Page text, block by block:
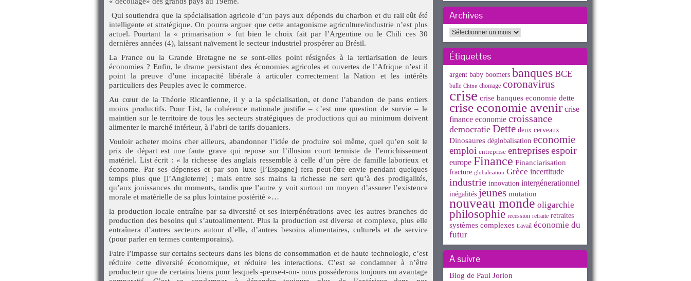
Qui soutiendra que la spécialisation agricole d’un pays aux dépends du charbon et du rail eût été
intelligente et stratégique. On pourra arguer que cette antagonisme agriculture/industrie n’est plus
actuel. Pourtant la « primarisation » fut bien le choix fait par l’Argentine ou le Chili ces 30
dernières années (4), laissant naïvement le secteur industriel prospérer au Brésil.
La France ou la Grande Bretagne ne se sont-elles point résignées à la tertiarisation de leurs
économies ? Enfin, le drame persistant des économies agricoles et ouvertes de l’Afrique n’est il
point la preuve d’une incapacité libérale à articuler correctement la Nation et les intérêts
particuliers des Peuples avec le commerce.
Au cœur de la Théorie Ricardienne, il y a la spécialisation, et donc l’abandon de pans entiers
moins productifs. Pour List, la cohérence nationale justifie – c’est une question de survie – le
maintien sur le territoire de tous les secteurs stratégiques de productions qui au minimum doivent
alimenter le marché intérieur, à l’abri de tarifs douaniers.
Vouloir acheter moins cher ailleurs, abandonner l’idée de produire soi même, quel qu’en soit le
prix de départ est une faute grave qui repose sur l’illusion court termiste de l’enrichissement
matériel. List écrit : « la richesse des anglais ressemble à celle d’un père de famille laborieux et
économe. Par ses dépenses et par son luxe [l’Espagne] fera peut-être envie pendant quelques
temps plus que [l’Angleterre] ; mais entre ses mains la richesse ne sert qu’à des prodigalités,
qu’aux jouissances du moments, tandis que l’autre y voit surtout un moyen d’assurer l’existence
morale et matérielle de sa plus lointaine postérité »…
la production locale entraîne par sa diversité et ses interpénétrations avec les autres branches de
production des besoins qui s’autoalimentent. Plus la production est diverse et complexe, plus elle
entraînera d’autres secteurs autour d’elle, d’autres besoins alimentaires, culturels et de service
(pour parler en termes contemporains).
Faire l’impasse sur certains secteurs dans les biens de consommation et de haute technologie, c’est
réduire cette diversité économique, et réduire les interactions. C’est se condamner à n’être
producteur que de certains biens pour lesquels -pense-t-on- nous posséderons toujours un avantage
Archives
Archives
Étiquettes
argent baby boomers banques BCE
bulle Chine chomage coronavirus
crise crise banques economie dette
crise economie avenir crise
finance economie croissance
democratie Dette deux cerveaux
Dinosaures déglobalisation economie
emploi entreprise entreprisesespoir
europe Finance Financiarisation
fracture globalisation Grèce incertitude
industrie innovation intergénerationnel
inégalités jeunes mutation
nouveau monde oligarchie
philosophie recession retraite retraites
systèmes complexes travail économie du
futur
A suivre
Blog de Paul Jorion